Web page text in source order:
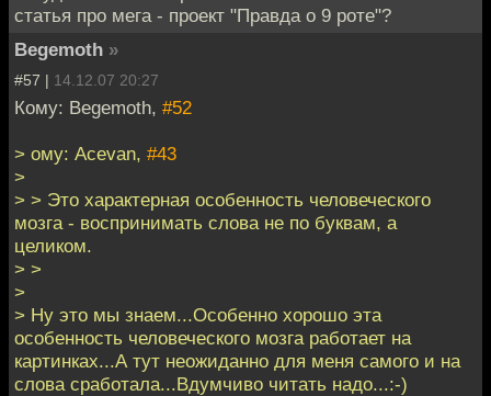
статья про мега - проект "Правда о 9 роте"?
Begemoth »
#57 | 14.12.07 20:27
Кому: Begemoth, #52
> ому: Acevan, #43
>
> > Это характерная особенность человеческого
мозга - воспринимать слова не по буквам, а
целиком.
> >
>
> Ну это мы знаем...Особенно хорошо эта
особенность человеческого мозга работает на
картинках...А тут неожиданно для меня самого и на
слова сработала...Вдумчиво читать надо...:-)